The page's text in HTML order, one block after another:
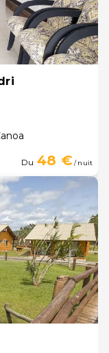
Du 48 €/ nuit